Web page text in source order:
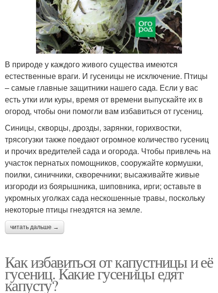
В природе у каждого живого существа имеются
естественные враги. И гусеницы не исключение. Птицы
– самые главные защитники нашего сада. Если у вас
есть утки или куры, время от времени выпускайте их в
огород, чтобы они помогли вам избавиться от гусениц.
Синицы, скворцы, дрозды, зарянки, горихвостки,
трясогузки также поедают огромное количество гусениц
и прочих вредителей сада и огорода. Чтобы привлечь на
участок пернатых помощников, сооружайте кормушки,
поилки, синичники, скворечники; высаживайте живые
изгороди из боярышника, шиповника, ирги; оставьте в
укромных уголках сада нескошенные травы, поскольку
некоторые птицы гнездятся на земле.
читать дальше →
Как избавиться от капустницы и её
гусениц. Какие гусеницы едят
капусту?